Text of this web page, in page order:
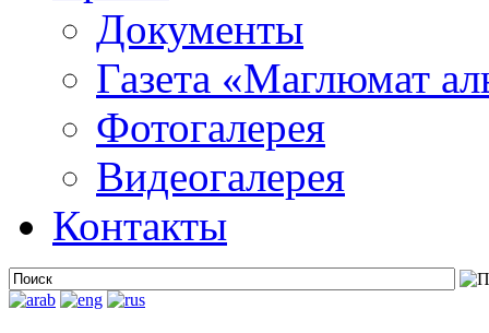
Документы
Газета «Маглюмат
Фотогалерея
Видеогалерея
Контакты